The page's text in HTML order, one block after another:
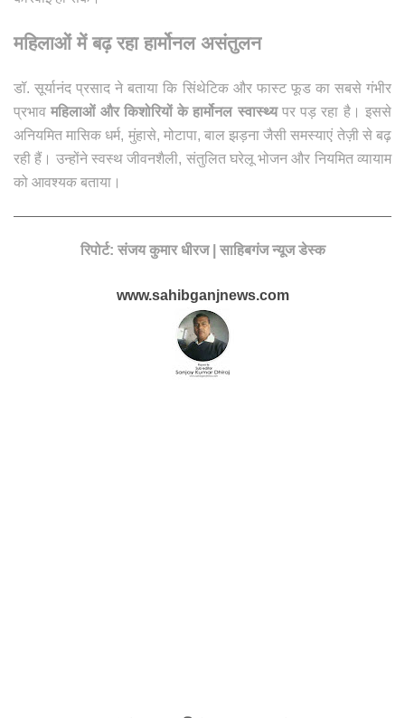
महिलाओं में बढ़ रहा हार्मोनल असंतुलन
डॉ. सूर्यानंद प्रसाद ने बताया कि सिंथेटिक और फास्ट फूड का सबसे गंभीर
प्रभावमहिलाओं और किशोरियों के हार्मोनल स्वास्थ्यपर पड़ रहा है। इससे
अनियमित मासिक धर्म, मुंहासे, मोटापा, बाल झड़ना जैसी समस्याएं तेज़ी से बढ़
रही हैं। उन्होंने स्वस्थ जीवनशैली, संतुलित घरेलू भोजन और नियमित व्यायाम
को आवश्यक बताया ।
रिपोर्ट: संजय कुमार धीरज | साहिबगंज न्यूज डेस्क
www.sahibganjnews.com